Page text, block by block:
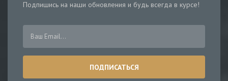
Подпишись на наши обновления и будь всегда в курсе!